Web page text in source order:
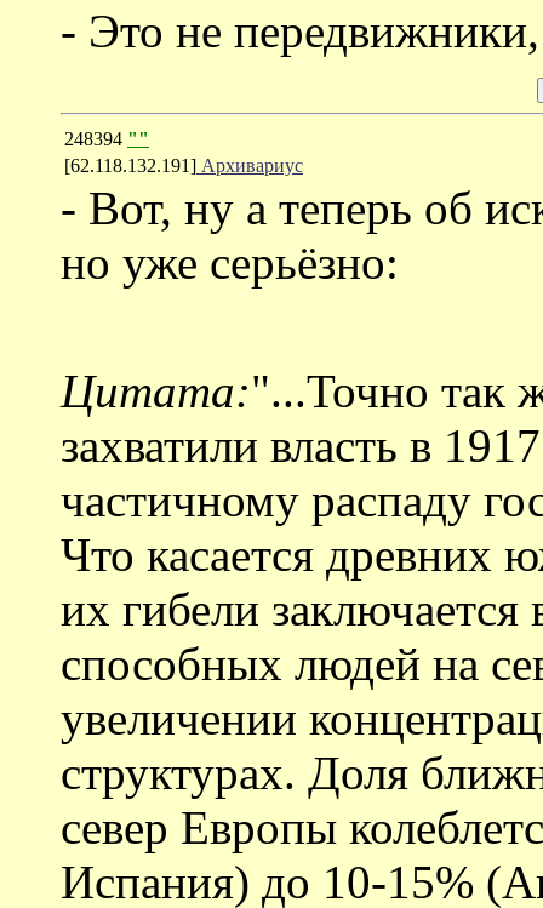
- Это не
248394 ""
[62.118.132.191] Архивариус
- Вот, ну а теперь об
но уже серьёзно:
Цитата:"...Точно так
захватили власть в
частичному распаду
Что касается древних
их гибели
способных людей на
увеличении
структурах. Доля
север Европы
Испания) до 10-15%